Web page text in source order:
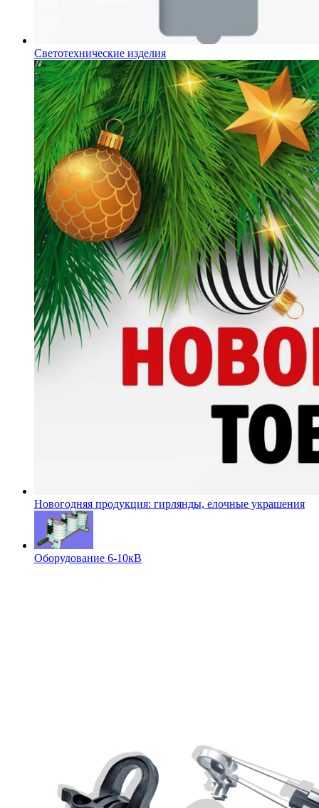
Светотехнические изделия
Новогодняя продукция: гирлянды, елочные украшения
Оборудование 6-10кВ